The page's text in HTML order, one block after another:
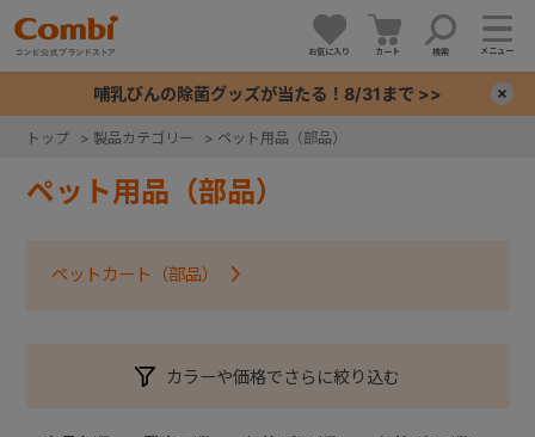
お気に入り カート 検索 メニュー
哺乳びんの除菌グッズが当たる！8/31まで >>
トップ > 製品カテゴリー > ペット用品（部品）
ペット用品（部品）
ペットカート（部品）
カラーや価格でさらに絞り込む